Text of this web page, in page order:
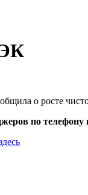
о росте
по телефону